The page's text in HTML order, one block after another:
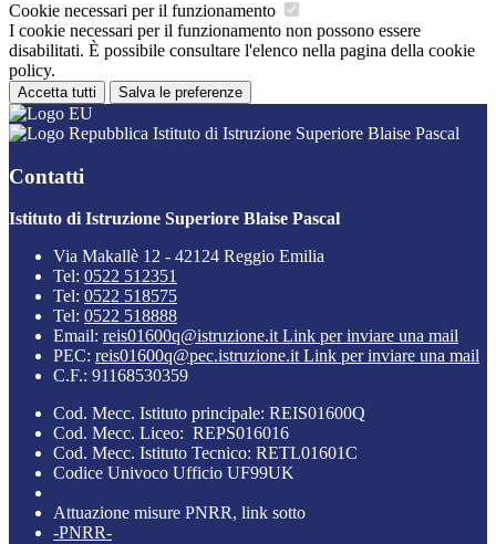
Cookie necessari per il funzionamento
I cookie necessari per il funzionamento non possono essere
disabilitati. È possibile consultare l'elenco nella pagina della cookie
policy.
Accetta tutti Salva le preferenze
Istituto di Istruzione Superiore Blaise Pascal
Contatti
Istituto di Istruzione Superiore Blaise Pascal
Via Makallè 12 - 42124 Reggio Emilia
Tel: 0522 512351
Tel: 0522 518575
Tel: 0522 518888
Email: reis01600q@istruzione.itLink per inviare una mail
PEC: reis01600q@pec.istruzione.itLink per inviare una mail
C.F.: 91168530359
Cod. Mecc. Istituto principale: REIS01600Q
Cod. Mecc. Liceo: REPS016016
Cod. Mecc. Istituto Tecnico: RETL01601C
Codice Univoco Ufficio UF99UK
Attuazione misure PNRR, link sotto
-PNRR-